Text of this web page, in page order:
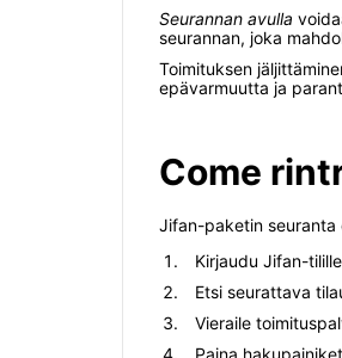
Seurannan avulla
seurannan, joka
Toimituksen
epävarmuutta ja
Come
Jifan-paketin seuranta
Kirjaudu Jifan-
Etsi seurattava
Vieraile